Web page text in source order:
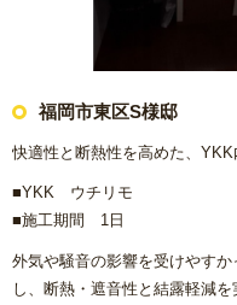
福岡市東区S様邸
快適性と断熱性を高めた、
■YKK ウチリモ
■施工期間 1日
外気や騒音の影響を受けやす
し、断熱・遮音性と結露軽減